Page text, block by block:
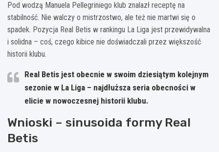
Pod wodzą Manuela Pellegriniego klub znalazł receptę na
stabilność. Nie walczy o mistrzostwo, ale też nie martwi się o
spadek. Pozycja Real Betis w rankingu La Liga jest przewidywalna
i solidna – coś, czego kibice nie doświadczali przez większość
historii klubu.
Real Betis jest obecnie w swoim dziesiątym kolejnym
sezonie w La Liga – najdłuższa seria obecności w
elicie w nowoczesnej historii klubu.
Wnioski – sinusoida formy Real
Betis